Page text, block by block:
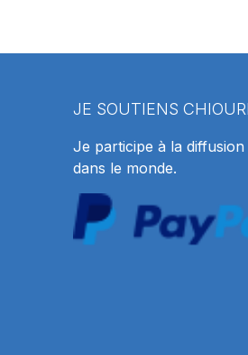
JE SOUTIENS
Je participe à la
dans le monde.